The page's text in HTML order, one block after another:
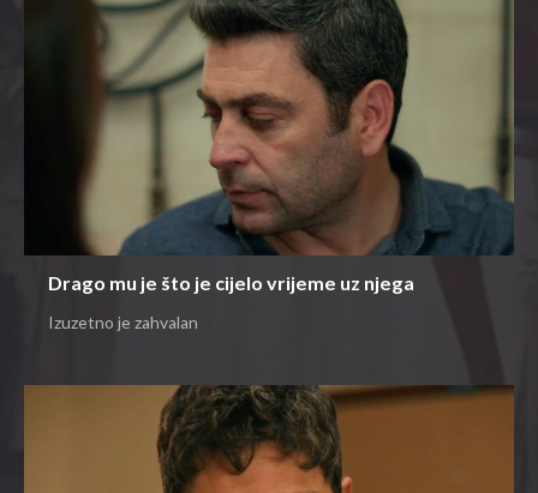
Drago mu je što je cijelo vrijeme uz njega
Izuzetno je zahvalan